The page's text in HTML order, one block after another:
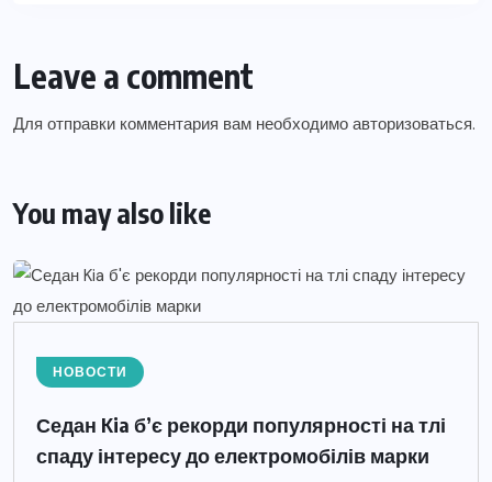
Leave a comment
Для отправки комментария вам необходимо авторизоваться.
You may also like
НОВОСТИ
Седан Kia б’є рекорди популярності на тлі
спаду інтересу до електромобілів марки